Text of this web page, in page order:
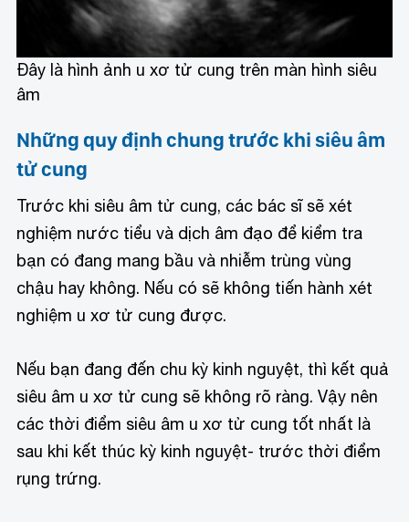
Đây là hình ảnh u xơ tử cung trên màn hình siêu
âm
Những quy định chung trước khi siêu âm
tử cung
Trước khi siêu âm tử cung, các bác sĩ sẽ xét
nghiệm nước tiểu và dịch âm đạo để kiểm tra
bạn có đang mang bầu và nhiễm trùng vùng
chậu hay không. Nếu có sẽ không tiến hành xét
nghiệm u xơ tử cung được.
Nếu bạn đang đến chu kỳ kinh nguyệt, thì kết quả
siêu âm u xơ tử cung sẽ không rõ ràng. Vậy nên
các thời điểm siêu âm u xơ tử cung tốt nhất là
sau khi kết thúc kỳ kinh nguyệt- trước thời điểm
rụng trứng.